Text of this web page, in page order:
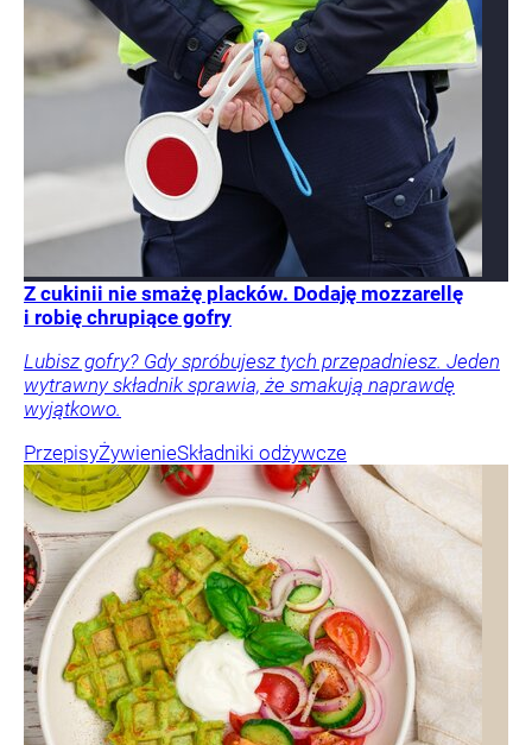
Z cukinii nie smażę placków. Dodaję mozzarellę
i robię chrupiące gofry
Lubisz gofry? Gdy spróbujesz tych przepadniesz. Jeden
wytrawny składnik sprawia, że smakują naprawdę
wyjątkowo.
PrzepisyŻywienieSkładniki odżywcze